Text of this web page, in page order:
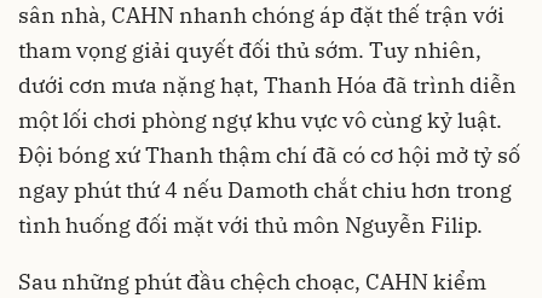
sân nhà, CAHN nhanh chóng áp đặt thế trận với
tham vọng giải quyết đối thủ sớm. Tuy nhiên,
dưới cơn mưa nặng hạt, Thanh Hóa đã trình diễn
một lối chơi phòng ngự khu vực vô cùng kỷ luật.
Đội bóng xứ Thanh thậm chí đã có cơ hội mở tỷ số
ngay phút thứ 4 nếu Damoth chắt chiu hơn trong
tình huống đối mặt với thủ môn Nguyễn Filip.
Sau những phút đầu chệch choạc, CAHN kiểm